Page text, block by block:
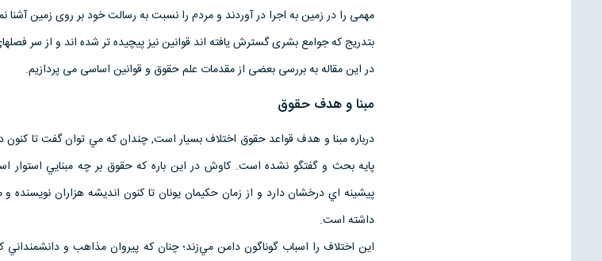
مهمی را در زمین به اجرا در آوردند و مردم را نسبت به رسالت خود بر روی زمین آشنا
بتدریج که جوامع بشری گسترش یافته اند قوانین نیز پیچیده تر شده اند و از سر
در این مقاله به بررسی بعضی از مقدمات علم حقوق و قوانین اساسی می پردازیم.
مبنا و هدف حقوق
درباره مبنا و هدف قواعد حقوق اختلاف بسيار است, چندان كه مي توان گفت تا
پايه بحث و گفتگو نشده است. كاوش در اين باره كه حقوق بر چه مبنايي
پيشينه اي درخشان دارد و از زمان حكيمان يونان تا كنون انديشه هزاران نويسنده
داشته است.
اين اختلاف را اسباب گوناگون دامن مي‌زند؛ چنان كه پيروان مذاهب و